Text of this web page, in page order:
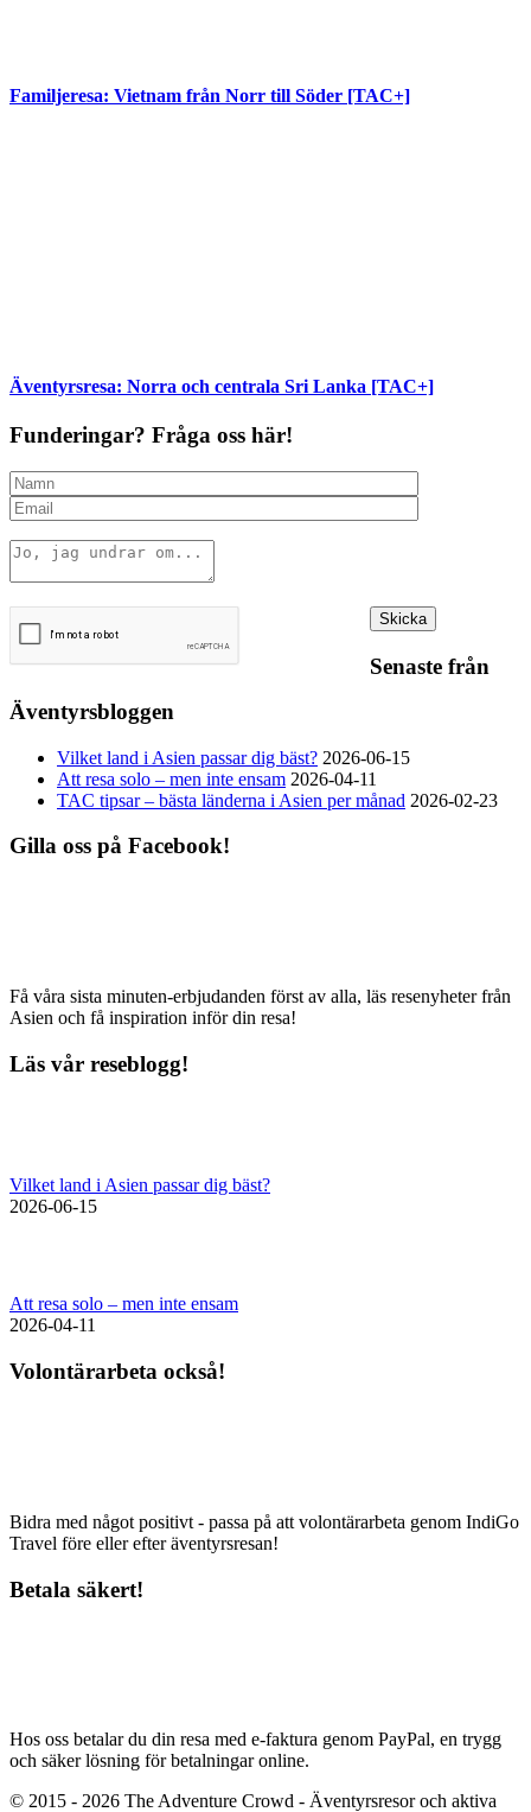
Familjeresa: Vietnam från Norr till Söder [TAC+]
Äventyrsresa: Norra och centrala Sri Lanka [TAC+]
Funderingar? Fråga oss här!
Senaste från
Äventyrsbloggen
Vilket land i Asien passar dig bäst? 2026-06-15
Att resa solo – men inte ensam 2026-04-11
TAC tipsar – bästa länderna i Asien per månad 2026-02-23
Gilla oss på Facebook!
Få våra sista minuten-erbjudanden först av alla, läs resenyheter från
Asien och få inspiration inför din resa!
Läs vår reseblogg!
Vilket land i Asien passar dig bäst?
2026-06-15
Att resa solo – men inte ensam
2026-04-11
Volontärarbeta också!
Bidra med något positivt - passa på att volontärarbeta genom IndiGo
Travel före eller efter äventyrsresan!
Betala säkert!
Hos oss betalar du din resa med e-faktura genom PayPal, en trygg
och säker lösning för betalningar online.
© 2015 - 2026 The Adventure Crowd - Äventyrsresor och aktiva